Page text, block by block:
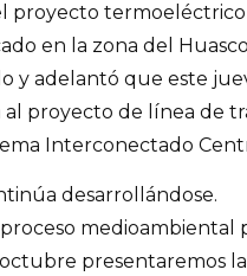
proyecto
en la zona del
y adelantó que este
proyecto de línea de
Interconectado
desarrollándose.
medioambiental
presentaremos